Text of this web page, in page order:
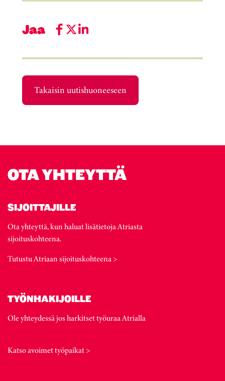
Jaa
Takaisin uutishuoneeseen
OTA YHTEYTTÄ
SIJOITTAJILLE
Ota yhteyttä, kun haluat lisätietoja Atriasta
sijoituskohteena.
Tutustu Atriaan sijoituskohteena >
TYÖNHAKIJOILLE
Ole yhteydessä jos harkitset työuraa Atrialla
Katso avoimet työpaikat >